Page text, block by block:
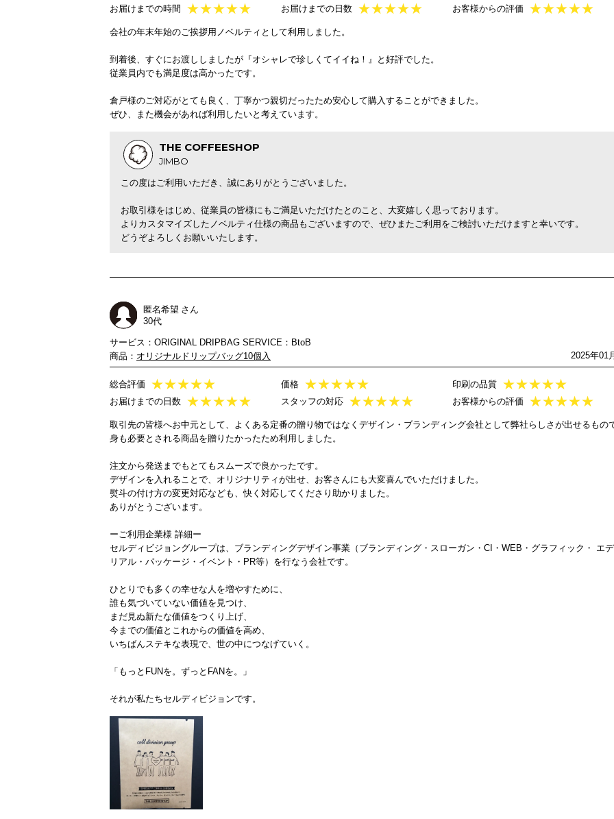
お届けまでの時間 ★★★★★ お届けまでの日数 ★★★★★ お客様からの評価 ★★★★★
会社の年末年始のご挨拶用ノベルティとして利用しました。
到着後、すぐにお渡ししましたが『オシャレで珍しくてイイね！』と好評でした。
従業員内でも満足度は高かったです。
倉戸様のご対応がとても良く、丁寧かつ親切だったため安心して購入することができました。
ぜひ、また機会があれば利用したいと考えています。
THE COFFEESHOP
JIMBO
この度はご利用いただき、誠にありがとうございました。
お取引様をはじめ、従業員の皆様にもご満足いただけたとのこと、大変嬉しく思っております。
よりカスタマイズしたノベルティ仕様の商品もございますので、ぜひまたご利用をご検討いただけますと幸いです。
どうぞよろしくお願いいたします。
匿名希望 さん
30代
サービス：ORIGINAL DRIPBAG SERVICE：BtoB
商品： オリジナルドリップバッグ10個入 2025年01
総合評価 ★★★★★ 価格 ★★★★★ 印刷の品質 ★★★★★
お届けまでの日数 ★★★★★ スタッフの対応 ★★★★★ お客様からの評価 ★★★★★
取引先の皆様へお中元として、よくある定番の贈り物ではなくデザイン・ブランディング会社として弊社らしさが出せるもの
身も必要とされる商品を贈りたかったため利用しました。
注文から発送までもとてもスムーズで良かったです。
デザインを入れることで、オリジナリティが出せ、お客さんにも大変喜んでいただけました。
熨斗の付け方の変更対応なども、快く対応してくださり助かりました。
ありがとうございます。
ーご利用企業様 詳細ー
セルディビジョングループは、ブランディングデザイン事業（ブランディング・スローガン・CI・WEB・グラフィック・ エ
リアル・パッケージ・イベント・PR等）を行なう会社です。
ひとりでも多くの幸せな人を増やすために、
誰も気づいていない価値を見つけ、
まだ見ぬ新たな価値をつくり上げ、
今までの価値とこれからの価値を高め、
いちばんステキな表現で、世の中につなげていく。
「もっとFUNを。ずっとFANを。」
それが私たちセルディビジョンです。